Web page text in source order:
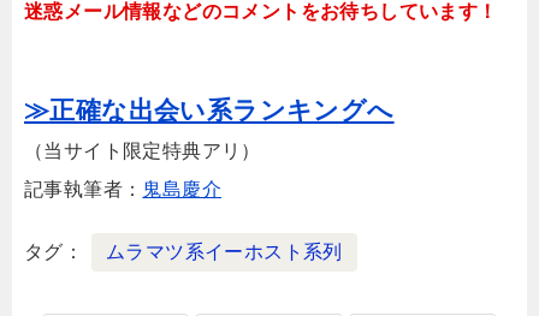
迷惑メール情報などのコメントをお待ちしています！
≫正確な出会い系ランキングへ
（当サイト限定特典アリ）
記事執筆者： 鬼島慶介
タグ ムラマツ系イーホスト系列